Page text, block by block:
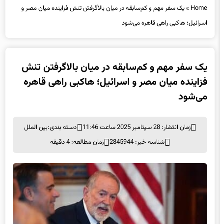
Home
»یک سفر مهم و کم‌سابقه در میان بالاگرفتن تنش فزاینده میان مصر و
اسرائیل؛ هاکبی راهی قاهره می‌شود
یک سفر مهم و کم‌سابقه در میان بالاگرفتن تنش
فزاینده میان مصر و اسرائیل؛ هاکبی راهی قاهره
می‌شود
زمان انتشار: 28 سپتامبر 2025 ساعت 11:46 دسته بندی:بین الملل
شناسه خبر: 2845944
زمان مطالعه: 4 دقیقه